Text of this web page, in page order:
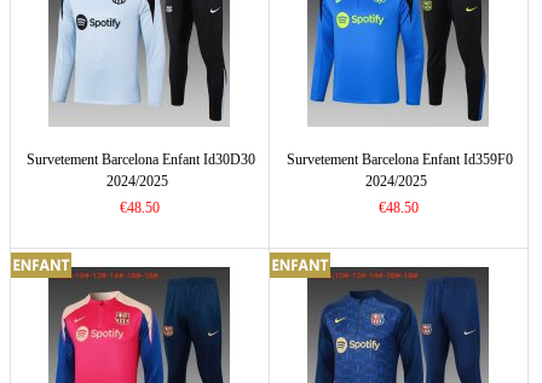
Survetement Barcelona Enfant Id30D30
2024/2025
€48.50
Survetement Barcelona Enfant Id359F0
2024/2025
€48.50